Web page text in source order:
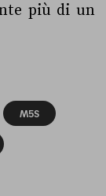
più di un
M5S